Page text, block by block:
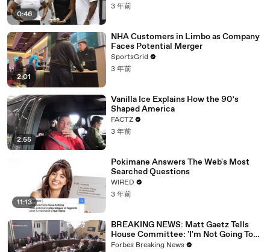
0:46
3 年前
2:01
NHA Customers in Limbo as Company
Faces Potential Merger
SportsGrid
3 年前
2:55
Vanilla Ice Explains How the 90’s
Shaped America
FACTZ
3 年前
11:13
Pokimane Answers The Web's Most
Searched Questions
WIRED
3 年前
BREAKING NEWS: Matt Gaetz Tells
House Committee: 'I'm Not Going To
Vote For A Continuing Resolution'
Forbes Breaking News